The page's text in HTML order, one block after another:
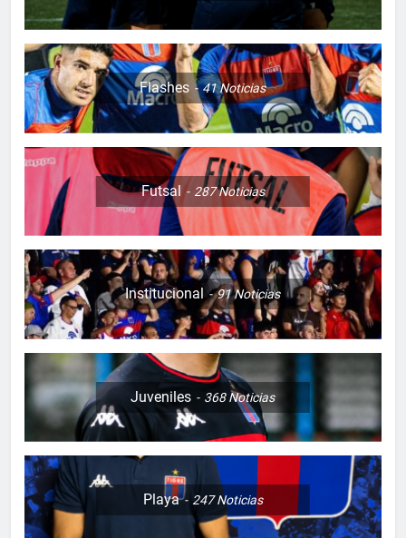
Flashes 41Noticias
Futsal 287Noticias
Institucional 91Noticias
Juveniles 368Noticias
Playa 247Noticias